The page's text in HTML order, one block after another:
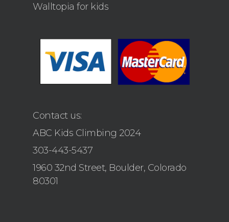
Walltopia for kids
Contact us:
ABC Kids Climbing 2024
303-443-5437
1960 32nd Street, Boulder, Colorado
80301